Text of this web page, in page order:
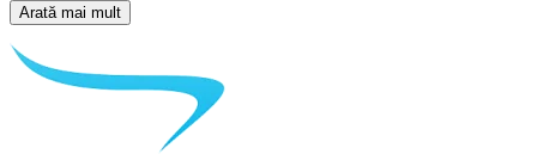
Arată mai mult